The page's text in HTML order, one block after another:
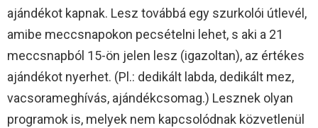
ajándékot kapnak. Lesz továbbá egy szurkolói útlevél,
amibe meccsnapokon pecsételni lehet, s aki a 21
meccsnapból 15-ön jelen lesz (igazoltan), az értékes
ajándékot nyerhet. (Pl.: dedikált labda, dedikált mez,
vacsorameghívás, ajándékcsomag.) Lesznek olyan
programok is, melyek nem kapcsolódnak közvetlenül